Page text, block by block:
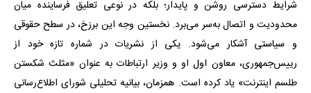
شرایط دسترسی روشن و پایدار؛ بلکه در نوعی تعلیق فرساینده میان
محدودیت و اتصال به‌سر می‌برد. نخستین وجه این برزخ، در سطح حقوقی
و سیاستی آشکار می‌شود. یکی از نشریات در شماره تازه خود از
رییس‌جمهوری، معاون اول او و وزیر ارتباطات به عنوان «مثلث شکستن
طلسم اینترنت» یاد کرده است. همزمان، بیانیه تحلیلی شورای اطلاع‌رسانی